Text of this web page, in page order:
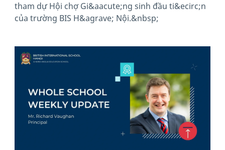
tham dự Hội chợ Gi&aacute;ng sinh đầu ti&ecirc;n
của trường BIS H&agrave; Nội.&nbsp;
News image